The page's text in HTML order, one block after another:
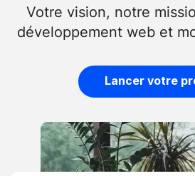
Votre vision, notre
développement web et
Lancer votre